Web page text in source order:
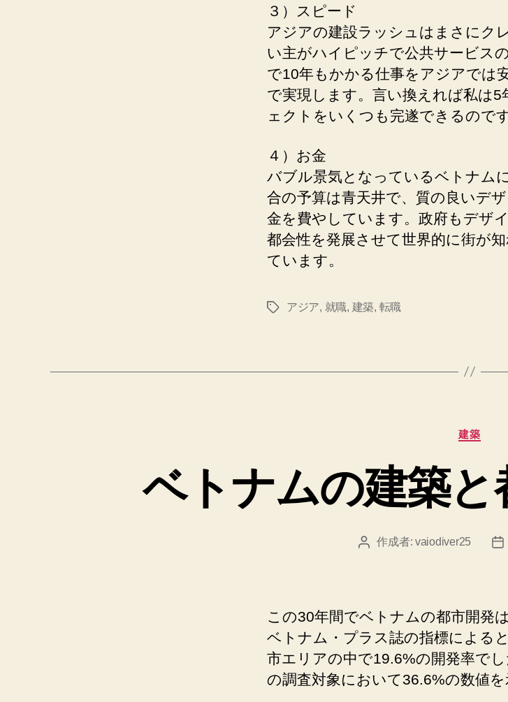
３）スピード
アジアの建設ラッシュはまさにク
い主がハイピッチで公共サービス
で10年もかかる仕事をアジアでは
で実現します。言い換えれば私は
ェクトをいくつも完遂できるのです
４）お金
バブル景気となっているベトナム
合の予算は青天井で、質の良いデ
金を費やしています。政府もデザ
都会性を発展させて世界的に街が
ています。
タ
アジア, 就職, 建築, 転職
カ
テ
リ
ー
建築
ベトナムの建築
投
作成者:vaiodiver25
投
この30年間でベトナムの都市開発
ベトナム・プラス誌の指標による
市エリアの中で19.6%の開発率で
の調査対象において36.6%の数値を